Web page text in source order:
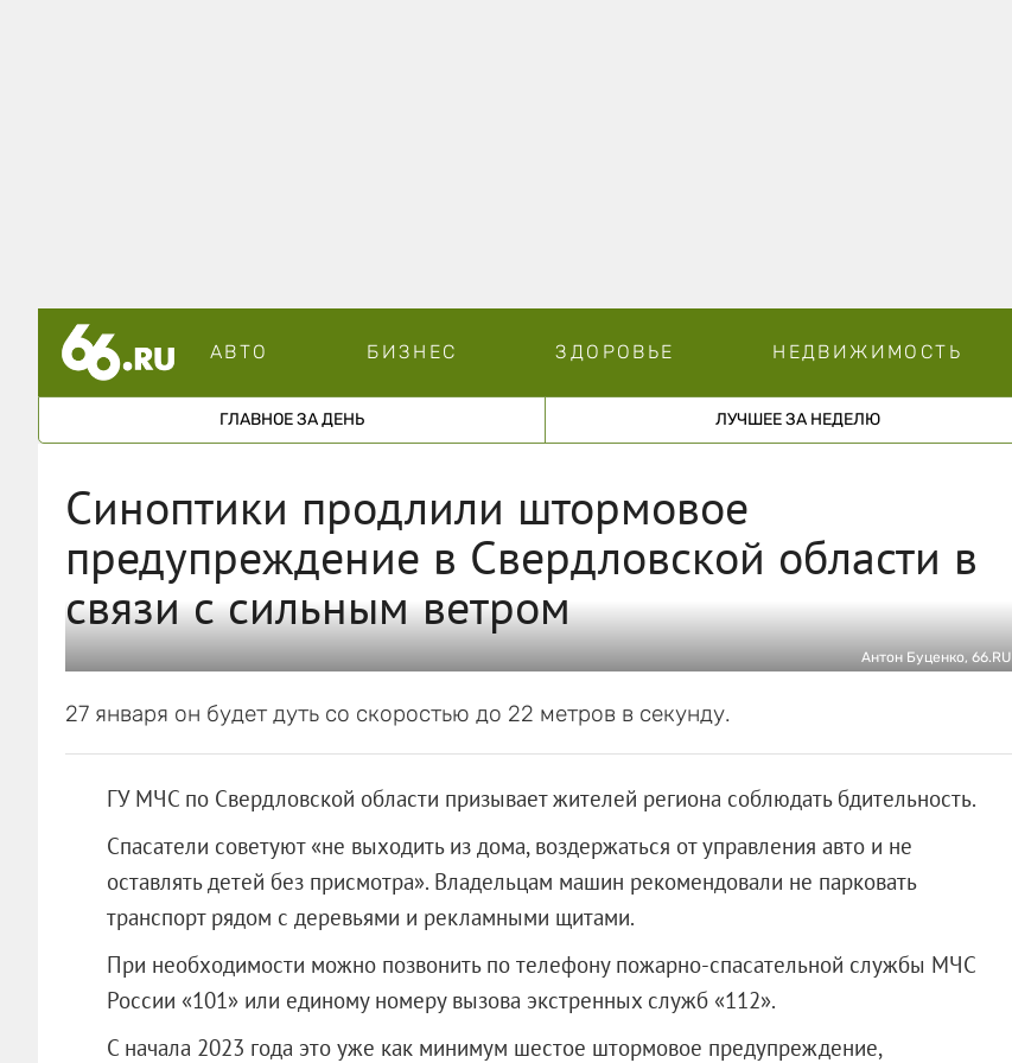
АВТО БИЗНЕС ЗДОРОВЬЕ НЕДВИЖИМОСТЬ
ГЛАВНОЕ ЗА ДЕНЬ ЛУЧШЕЕ ЗА НЕДЕЛЮ
Синоптики продлили штормовое
предупреждение в Свердловской области в
связи с сильным ветром
Антон Буценко, 66.RU
27 января он будет дуть со скоростью до 22 метров в секунду.
ГУ МЧС по Свердловской области призывает жителей региона соблюдать бдительность.
Спасатели советуют «не выходить из дома, воздержаться от управления авто и не
оставлять детей без присмотра». Владельцам машин рекомендовали не парковать
транспорт рядом с деревьями и рекламными щитами.
При необходимости можно позвонить по телефону пожарно-спасательной службы МЧС
России «101» или единому номеру вызова экстренных служб «112».
С начала 2023 года это уже как минимум шестое штормовое предупреждение,